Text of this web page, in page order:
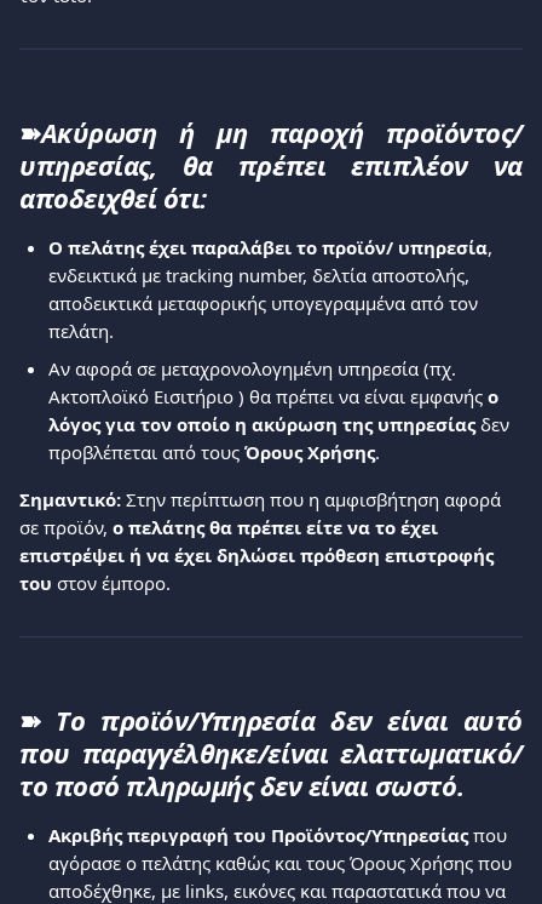
➽Ακύρωση ή μη παροχή προϊόντος/
υπηρεσίας, θα πρέπει επιπλέον να
αποδειχθεί ότι:
Ο πελάτης έχει παραλάβει το προϊόν/ υπηρεσία,
ενδεικτικά με tracking number, δελτία αποστολής,
αποδεικτικά μεταφορικής υπογεγραμμένα από τον
πελάτη.
Αν αφορά σε μεταχρονολογημένη υπηρεσία (πχ.
Ακτοπλοϊκό Εισιτήριο ) θα πρέπει να είναι εμφανής ο
λόγος για τον οποίο η ακύρωση της υπηρεσίας δεν
προβλέπεται από τους Όρους Χρήσης.
Σημαντικό: Στην περίπτωση που η αμφισβήτηση αφορά
σε προϊόν, ο πελάτης θα πρέπει είτε να το έχει
επιστρέψει ή να έχει δηλώσει πρόθεση επιστροφής
του στον έμπορο.
➽ Tο προϊόν/Υπηρεσία δεν είναι αυτό
που παραγγέλθηκε/είναι ελαττωματικό/
το ποσό πληρωμής δεν είναι σωστό.
Ακριβής περιγραφή του Προϊόντος/Υπηρεσίας που
αγόρασε ο πελάτης καθώς και τους Όρους Χρήσης που
αποδέχθηκε, με links, εικόνες και παραστατικά που να